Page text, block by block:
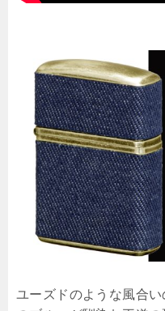
ユーズドのような風合